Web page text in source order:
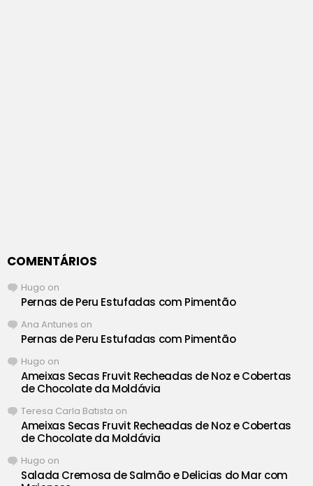
COMENTÁRIOS
Hugo on
Pernas de Peru Estufadas com Pimentão
Ana Antunes on
Pernas de Peru Estufadas com Pimentão
Hugo on
Ameixas Secas Fruvit Recheadas de Noz e Cobertas
de Chocolate da Moldávia
Teresa Carla Batista on
Ameixas Secas Fruvit Recheadas de Noz e Cobertas
de Chocolate da Moldávia
Hugo on
Salada Cremosa de Salmão e Delicias do Mar com